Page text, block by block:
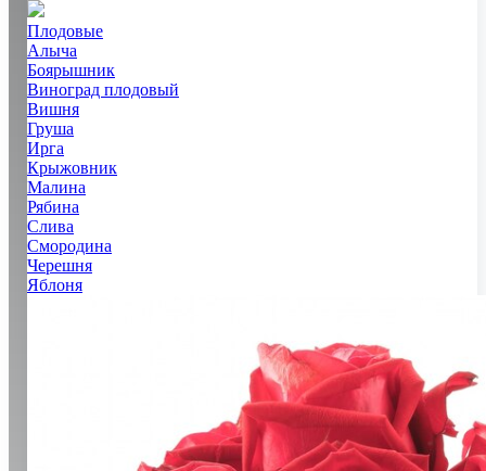
Плодовые
Алыча
Боярышник
Виноград плодовый
Вишня
Груша
Ирга
Крыжовник
Малина
Рябина
Слива
Смородина
Черешня
Яблоня